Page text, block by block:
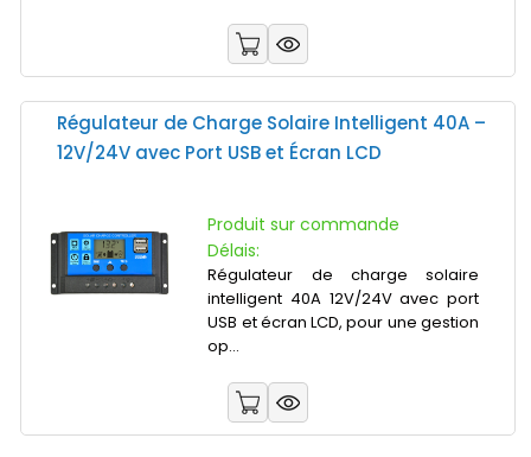
Régulateur de Charge Solaire Intelligent 40A –
12V/24V avec Port USB et Écran LCD
Produit sur commande
Délais:
Régulateur de charge solaire
intelligent 40A 12V/24V avec port
USB et écran LCD, pour une gestion
op...